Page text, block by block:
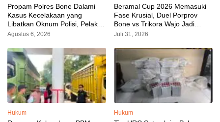
Propam Polres Bone Dalami
Kasus Kecelakaan yang
Libatkan Oknum Polisi, Pelaku
Sudah Diamankan
Agustus 6, 2026
Beramal Cup 2026 Memasuki
Fase Krusial, Duel Porprov
Bone vs Trikora Wajo Jadi
Sorotan Malam Ini
Juli 31, 2026
Hukum Hukum